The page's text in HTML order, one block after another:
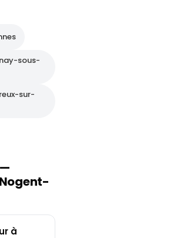
sous-
sur-
Nogent-
à